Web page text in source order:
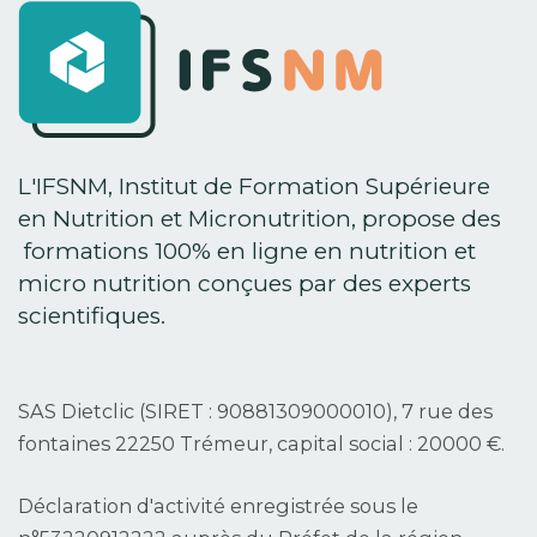
L'IFSNM, Institut de Formation Supérieure
en Nutrition et Micronutrition, propose des
formations 100% en ligne en nutrition et
micro nutrition conçues par des experts
scientifiques.
SAS Dietclic (SIRET : 90881309000010), 7 rue des
fontaines 22250 Trémeur, capital social : 20000 €.
Déclaration d'activité enregistrée sous le